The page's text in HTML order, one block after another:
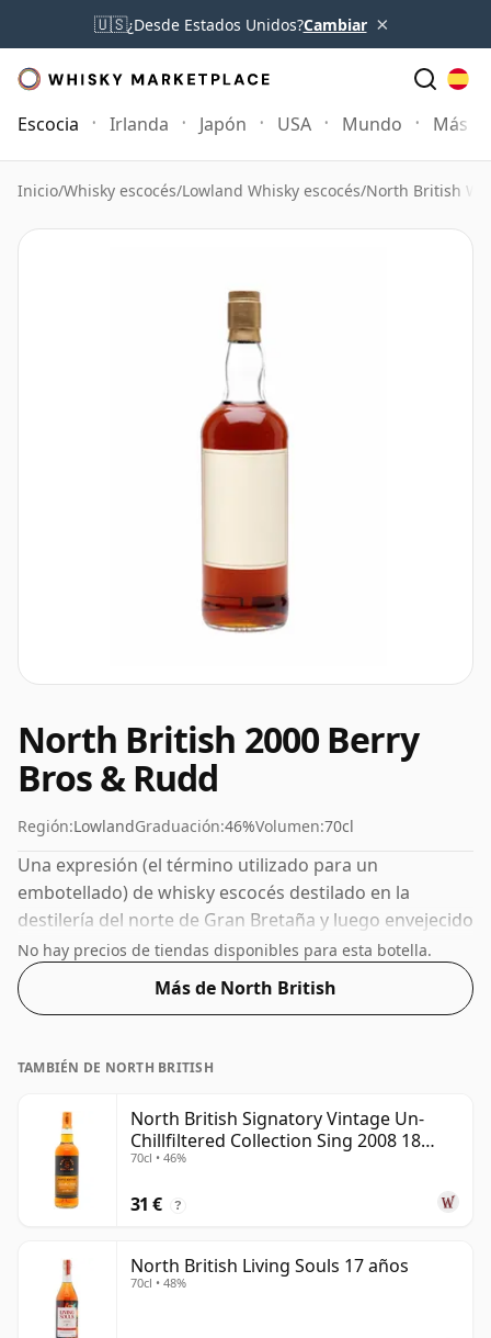
🇺🇸¿Desde Estados Unidos?Cambiar ×
Escocia Irlanda Japón USA Mundo Más
Inicio/Whisky escocés/Lowland Whisky escocés/North British
North British 2000 Berry
Bros & Rudd
Región:LowlandGraduación:46%Volumen:70cl
Una expresión (el término utilizado para un
embotellado) de whisky escocés destilado en la
destilería del norte de Gran Bretaña y luego envejecido
durante 11 años. Embotellado con una concentración
cada vez más popular del 46%, que es un ABV para
beber respetable.
No hay precios de tiendas disponibles para esta botella.
Más de North British
TAMBIÉN DE NORTH BRITISH
North British Signatory Vintage Un-
Chillfiltered Collection Sing 2008 18
años
70cl • 46%
31 € ?
North British Living Souls 17 años
70cl • 48%